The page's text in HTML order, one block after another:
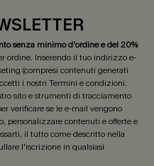
senza minimo d'ordine e del 20%
ordine. Inserendo il tuo indirizzo e-
(compresi contenuti generati
i nostri Termini e condizioni.
sito e strumenti di tracciamento
verificare se le e-mail vengono
personalizzare contenuti e offerte e
il tutto come descritto nella
l'iscrizione in qualsiasi